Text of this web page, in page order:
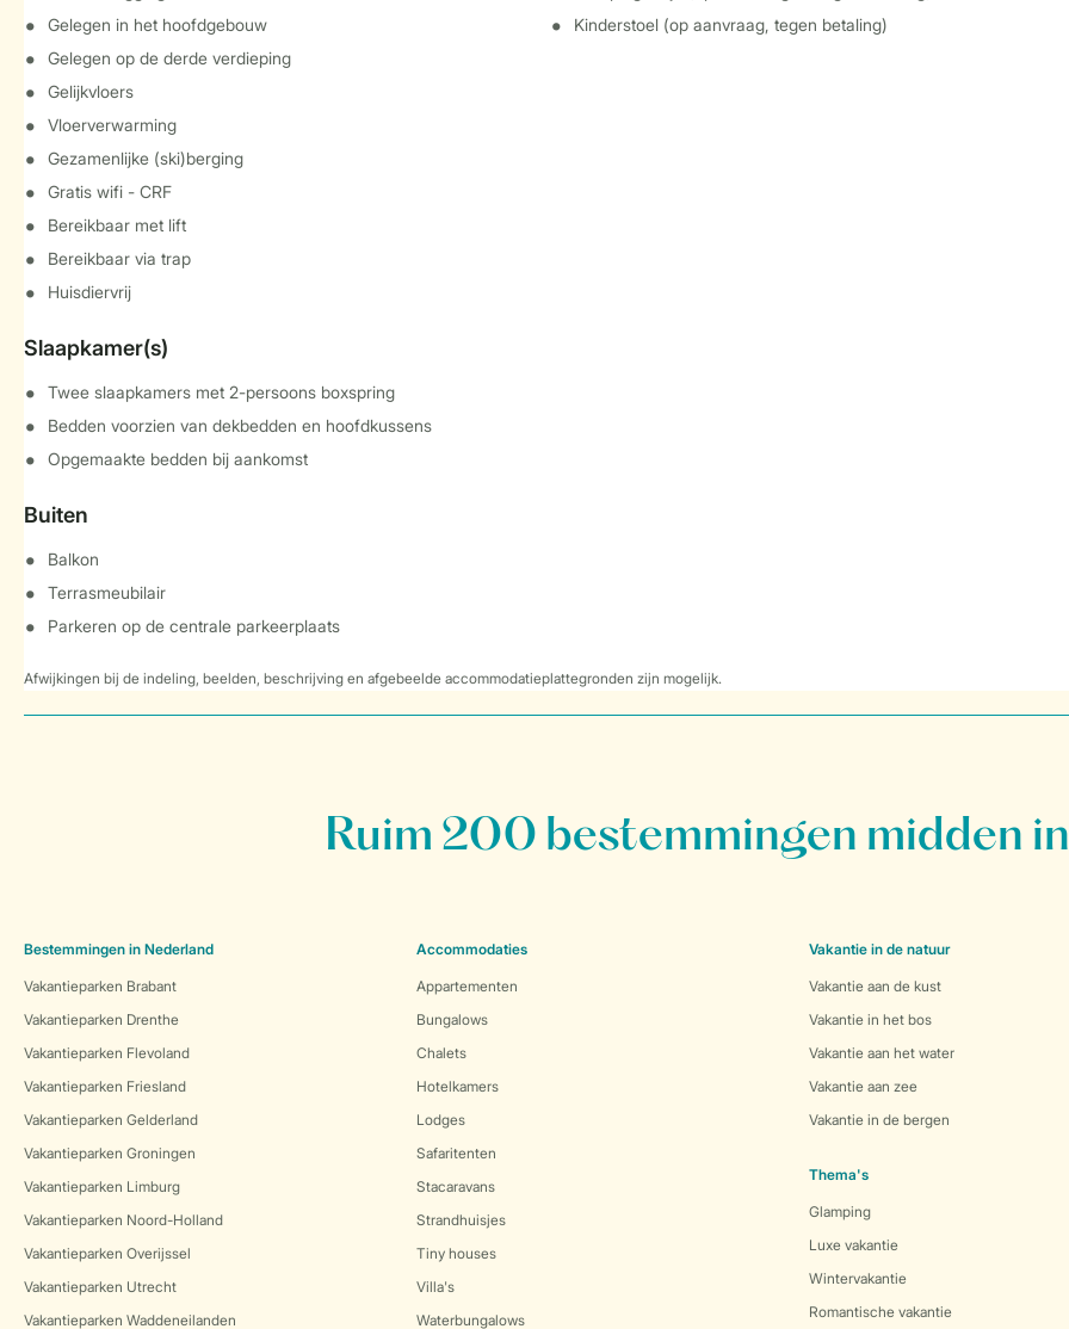
Gelegen in het hoofdgebouw
Gelegen op de derde verdieping
Gelijkvloers
Vloerverwarming
Gezamenlijke (ski)berging
Gratis wifi - CRF
Bereikbaar met lift
Bereikbaar via trap
Huisdiervrij
Slaapkamer(s)
Twee slaapkamers met 2-persoons boxspring
Bedden voorzien van dekbedden en hoofdkussens
Opgemaakte bedden bij aankomst
Buiten
Balkon
Terrasmeubilair
Parkeren op de centrale parkeerplaats
Kinderstoel (op aanvraag, tegen betaling)
Afwijkingen bij de indeling, beelden, beschrijving en afgebeelde accommodatieplattegronden zijn mogelijk.
Ruim 200 bestemmingen midden
Bestemmingen in Nederland
Vakantieparken Brabant
Vakantieparken Drenthe
Vakantieparken Flevoland
Vakantieparken Friesland
Vakantieparken Gelderland
Vakantieparken Groningen
Vakantieparken Limburg
Vakantieparken Noord-Holland
Vakantieparken Overijssel
Vakantieparken Utrecht
Vakantieparken Waddeneilanden
Accommodaties
Appartementen
Bungalows
Chalets
Hotelkamers
Lodges
Safaritenten
Stacaravans
Strandhuisjes
Tiny houses
Villa's
Waterbungalows
Vakantie in de natuur
Vakantie aan de kust
Vakantie in het bos
Vakantie aan het water
Vakantie aan zee
Vakantie in de bergen
Thema's
Glamping
Luxe vakantie
Wintervakantie
Romantische vakantie